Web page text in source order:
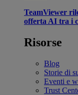
TeamViewer
offerta AI tra i
Risorse
Blog
Storie di
Eventi e
Trust